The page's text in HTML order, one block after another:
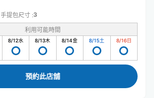
手提包尺寸 :3
利用可能時間
8/12水 8/13木 8/14金 8/15土 8/16日
預約此店舖